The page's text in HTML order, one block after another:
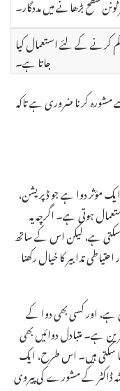
کرنے کے لئے استعمال کیا
جاتا ہے۔
مشورہ کرنا ضروری ہے تاکہ
خلاصہ یہ کہ Sensival Tablet Nortriptyline ایک مؤثر دوا ہے جو ڈپریشن،
ہوتی ہے۔ اگرچہ یہ
ہے، لیکن اس کے ساتھ
تدابیر کا خیال رکھنا
ہے، اور کسی بھی دوا کے
ہے۔ متبادل دوائیں بھی
سکتی ہیں۔ اس طرح، ایک
ڈاکٹر کے مشورے کی پیروی